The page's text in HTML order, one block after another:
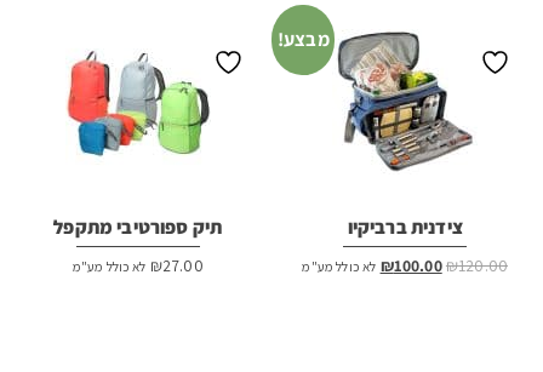
מבצע!
צידנית ברביקיו
₪120.00
המחיר ₪100.00 המחיר
לא כולל מע"מ
תיק ספורטיבי מתקפל
₪27.00 לא כולל מע"מ